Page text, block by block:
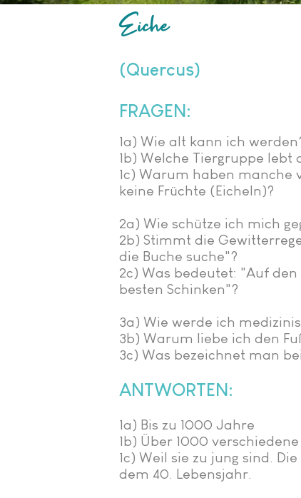
Eiche
(Quercus)
FRAGEN:
1a) Wie alt kann ich
1b) Welche Tiergruppe
1c) Warum haben manche
keine Früchte (Eicheln)?
2a) Wie schütze ich mich
2b) Stimmt die
die Buche suche"?
2c) Was bedeutet: "Auf
besten Schinken"?
3a) Wie werde ich
3b) Warum liebe ich den
3c) Was bezeichnet man
ANTWORTEN:
1a) Bis zu 1000 Jahre
1b) Über 1000
1c) Weil sie zu jung sind.
dem 40. Lebensjahr.​